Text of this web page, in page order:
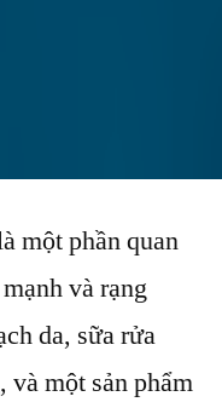
một phần quan
và rạng
da, sữa rửa
và một sản phẩm